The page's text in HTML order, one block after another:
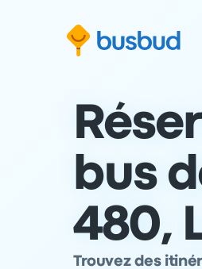
bus
480,
Trouvez des